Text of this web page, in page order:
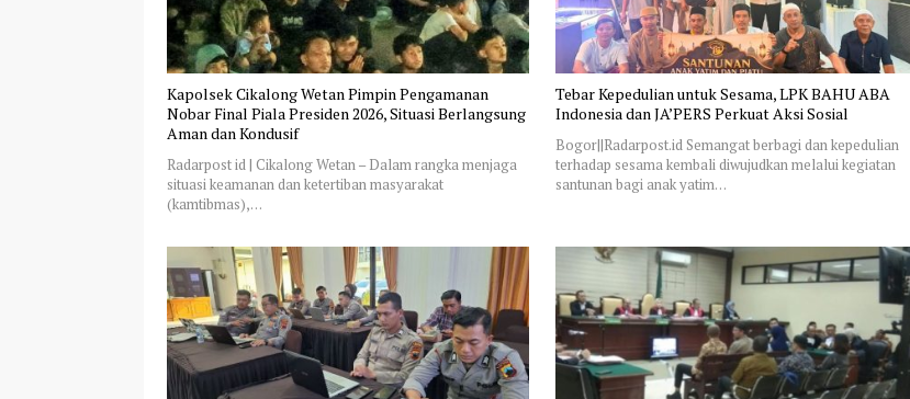
Kapolsek Cikalong Wetan Pimpin Pengamanan
Nobar Final Piala Presiden 2026, Situasi Berlangsung
Aman dan Kondusif
Radarpost id | Cikalong Wetan – Dalam rangka menjaga
situasi keamanan dan ketertiban masyarakat
(kamtibmas),…
Tebar Kepedulian untuk Sesama, LPK BAHU ABA
Indonesia dan JA’PERS Perkuat Aksi Sosial
Bogor||Radarpost.id Semangat berbagi dan kepedulian
terhadap sesama kembali diwujudkan melalui kegiatan
santunan bagi anak yatim…